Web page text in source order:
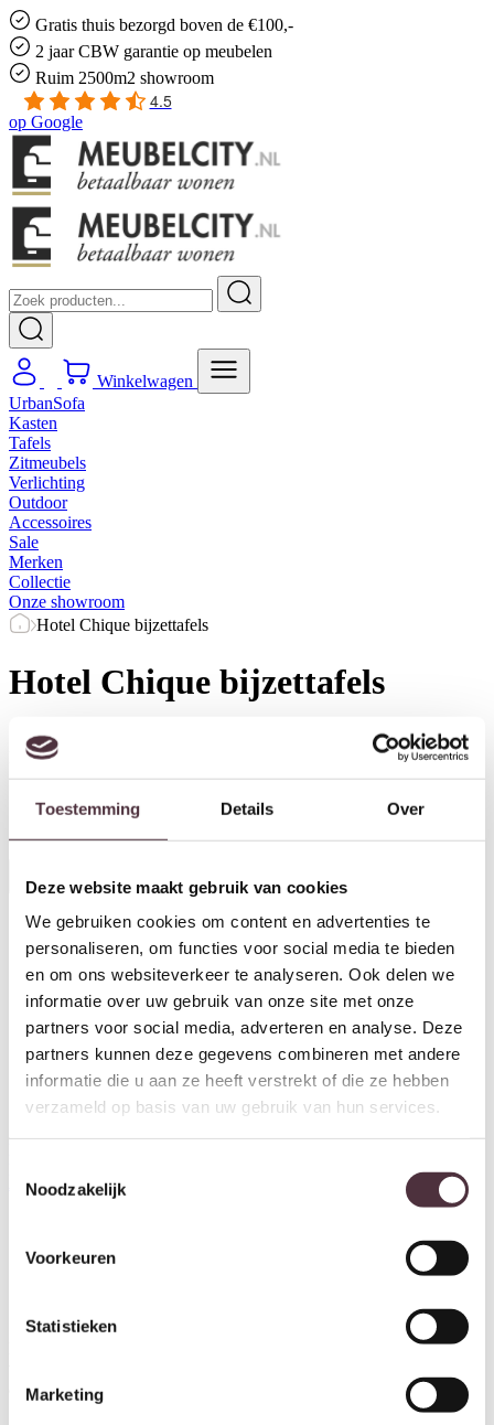
Toestemming Details Over
Deze website maakt gebruik van cookies
We gebruiken cookies om content en advertenties te
personaliseren, om functies voor social media te bieden
en om ons websiteverkeer te analyseren. Ook delen we
informatie over uw gebruik van onze site met onze
partners voor social media, adverteren en analyse. Deze
partners kunnen deze gegevens combineren met andere
informatie die u aan ze heeft verstrekt of die ze hebben
verzameld op basis van uw gebruik van hun services.
Noodzakelijk
Voorkeuren
Statistieken
Marketing
Gratis thuis bezorgd boven de €100,-
2 jaar CBW garantie op meubelen
Ruim 2500m2 showroom
4.5
op Google
Winkelwagen
UrbanSofa
Kasten
Tafels
Zitmeubels
Verlichting
Outdoor
Accessoires
Sale
Merken
Collectie
Onze showroom
Hotel Chique bijzettafels
Hotel Chique bijzettafels
PrijsMerk
Alle filters
599,00
Ironville 40x40x70,5 cm
Meldt u aan voor onze nieuwsbrief en ontvang €20,- shoptegoed
afgeprijsde items).